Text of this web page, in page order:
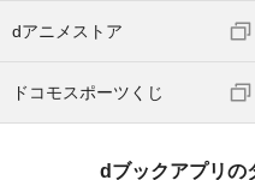
dアニメストア
ドコモスポーツくじ
dブックアプリの